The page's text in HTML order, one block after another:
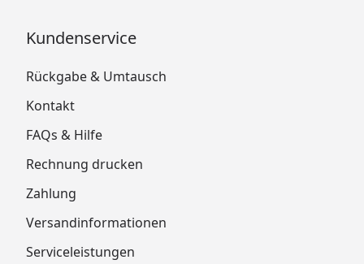
Kundenservice
Rückgabe & Umtausch
Kontakt
FAQs & Hilfe
Rechnung drucken
Zahlung
Versandinformationen
Serviceleistungen